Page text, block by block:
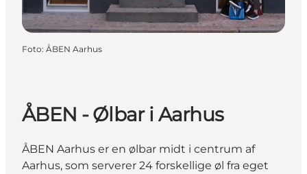
Foto: ÅBEN Aarhus
ÅBEN - Ølbar i Aarhus
ÅBEN Aarhus er en ølbar midt i centrum af
Aarhus, som serverer 24 forskellige øl fra eget